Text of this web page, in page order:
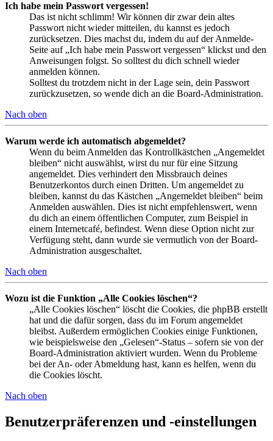
Ich habe mein Passwort vergessen!
Das ist nicht schlimm! Wir können dir zwar dein altes
Passwort nicht wieder mitteilen, du kannst es jedoch
zurücksetzen. Dies machst du, indem du auf der Anmelde-
Seite auf „Ich habe mein Passwort vergessen“ klickst und den
Anweisungen folgst. So solltest du dich schnell wieder
anmelden können.
Solltest du trotzdem nicht in der Lage sein, dein Passwort
zurückzusetzen, so wende dich an die Board-Administration.
Nach oben
Warum werde ich automatisch abgemeldet?
Wenn du beim Anmelden das Kontrollkästchen „Angemeldet
bleiben“ nicht auswählst, wirst du nur für eine Sitzung
angemeldet. Dies verhindert den Missbrauch deines
Benutzerkontos durch einen Dritten. Um angemeldet zu
bleiben, kannst du das Kästchen „Angemeldet bleiben“ beim
Anmelden auswählen. Dies ist nicht empfehlenswert, wenn
du dich an einem öffentlichen Computer, zum Beispiel in
einem Internetcafé, befindest. Wenn diese Option nicht zur
Verfügung steht, dann wurde sie vermutlich von der Board-
Administration ausgeschaltet.
Nach oben
Wozu ist die Funktion „Alle Cookies löschen“?
„Alle Cookies löschen“ löscht die Cookies, die phpBB erstellt
hat und die dafür sorgen, dass du im Forum angemeldet
bleibst. Außerdem ermöglichen Cookies einige Funktionen,
wie beispielsweise den „Gelesen“-Status – sofern sie von der
Board-Administration aktiviert wurden. Wenn du Probleme
bei der An- oder Abmeldung hast, kann es helfen, wenn du
die Cookies löscht.
Nach oben
Benutzerpräferenzen und -einstellungen